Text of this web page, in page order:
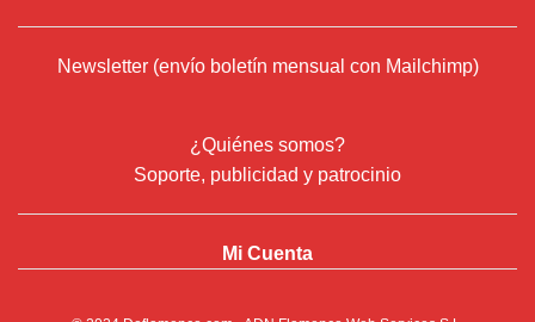
Newsletter (envío boletín mensual con Mailchimp)
¿Quiénes somos?
Soporte, publicidad y patrocinio
Mi Cuenta